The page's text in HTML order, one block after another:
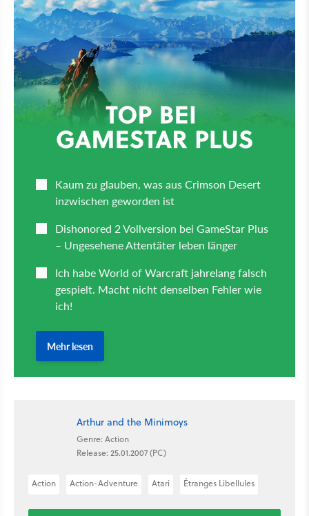
Arthur and the Minimoys
Genre: Action
Release: 25.01.2007 (PC)
Action Action-Adventure Atari Étranges Libellules